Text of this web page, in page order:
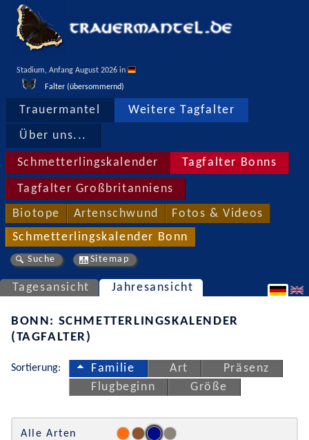
Stadium, Anfang August 2026 in
Falter (übersommernd)
Trauermantel Weitere Tagfalter
Über uns...
Schmetterlingskalender Tagfalter Bonns
Tagfalter Großbritanniens
Biotope Artenschwund Fotos & Videos
Schmetterlingskalender Bonn
Suche Sitemap
Tagesansicht Jahresansicht
BONN: SCHMETTERLINGSKALENDER
(TAGFALTER)
Sortierung: Familie Art
Präsenz
Flugbeginn
Größe
Alle Arten